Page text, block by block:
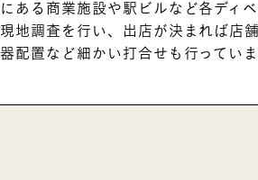
にある商業施設や駅ビルなど各ディ
現地調査を行い、出店が決まれば店
器配置など細かい打合せも行ってい